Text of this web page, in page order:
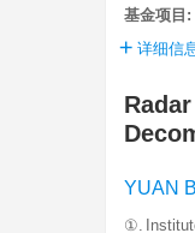
基金项目:
详细信
YUAN
①.